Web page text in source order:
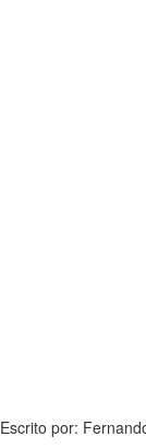
Escrito por: